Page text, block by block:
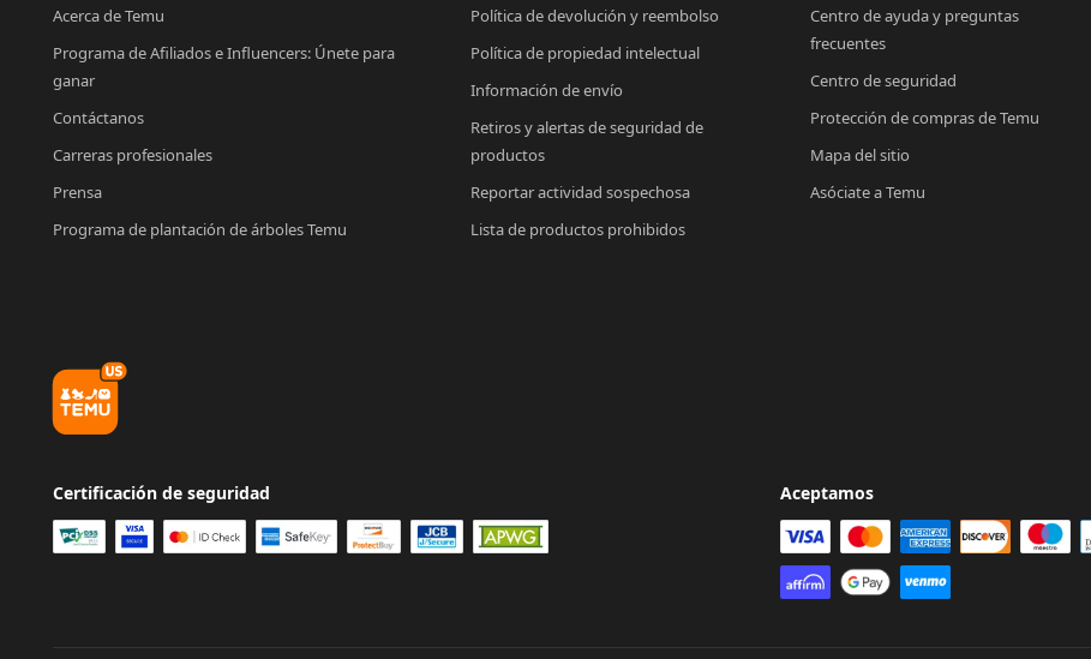
Acerca de Temu
Programa de Afiliados e Influencers: Únete para
ganar
Contáctanos
Carreras profesionales
Prensa
Programa de plantación de árboles Temu
Política de devolución y reembolso
Política de propiedad intelectual
Información de envío
Retiros y alertas de seguridad de
productos
Reportar actividad sospechosa
Lista de productos prohibidos
Centro de ayuda y preguntas
frecuentes
Centro de seguridad
Protección de compras de Temu
Mapa del sitio
Asóciate a Temu
Certificación de seguridad Aceptamos